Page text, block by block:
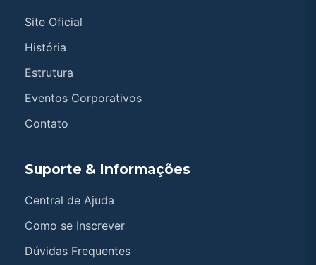
Site Oficial
História
Estrutura
Eventos Corporativos
Contato
Suporte & Informações
Central de Ajuda
Como se Inscrever
Dúvidas Frequentes